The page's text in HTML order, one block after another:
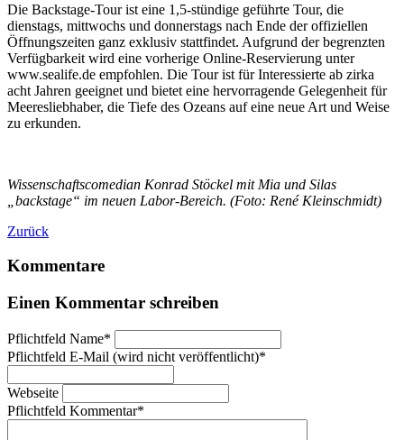
Die Backstage-Tour ist eine 1,5-stündige geführte Tour, die
dienstags, mittwochs und donnerstags nach Ende der offiziellen
Öffnungszeiten ganz exklusiv stattfindet. Aufgrund der begrenzten
Verfügbarkeit wird eine vorherige Online-Reservierung unter
www.sealife.de empfohlen. Die Tour ist für Interessierte ab zirka
acht Jahren geeignet und bietet eine hervorragende Gelegenheit für
Meeresliebhaber, die Tiefe des Ozeans auf eine neue Art und Weise
zu erkunden.
Wissenschaftscomedian Konrad Stöckel mit Mia und Silas
„backstage“ im neuen Labor-Bereich. (Foto: René Kleinschmidt)
Zurück
Kommentare
Einen Kommentar schreiben
Pflichtfeld Name*
Pflichtfeld E-Mail (wird nicht veröffentlicht)*
Webseite
Pflichtfeld Kommentar*